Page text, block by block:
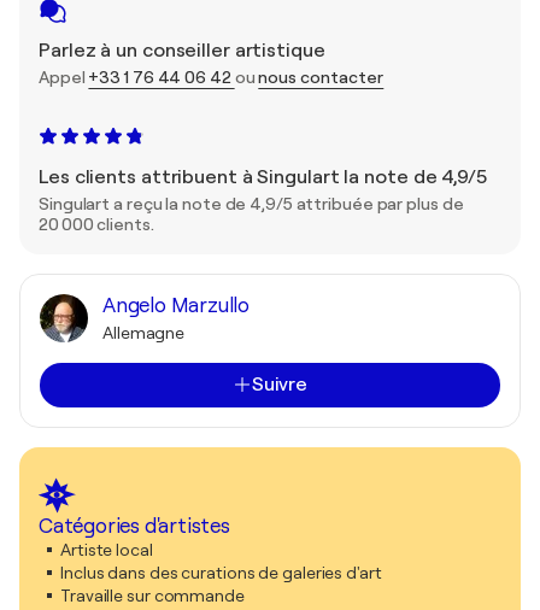
Parlez à un conseiller artistique
Appel +33 1 76 44 06 42 ounous contacter
Les clients attribuent à Singulart la note de 4,9/5
Singulart a reçu la note de 4,9/5 attribuée par plus de
20 000 clients.
Angelo Marzullo
Allemagne
Suivre
Catégories d'artistes
Artiste local
Inclus dans des curations de galeries d'art
Travaille sur commande